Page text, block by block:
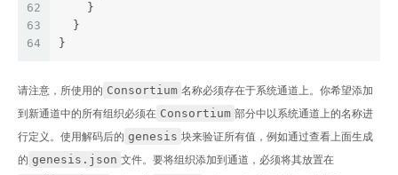
62
63
64
    }
  }
}
请注意，所使用的 Consortium 名称必须存在于系统通道上。你希望添加
到新通道中的所有组织必须在 Consortium 部分中以系统通道上的名称进
行定义。使用解码后的 genesis 块来验证所有值，例如通过查看上面生成
的 genesis.json 文件。要将组织添加到通道，必须将其放置在